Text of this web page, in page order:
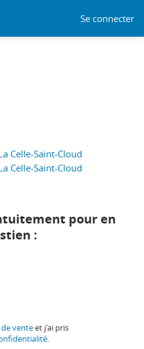
Se connecter
Celle-Saint-Cloud
Celle-Saint-Cloud
pour en
:
venteet j'ai pris
.